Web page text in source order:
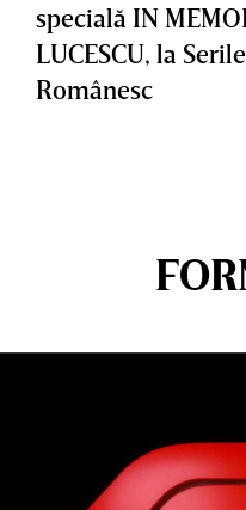
specială IN
LUCESCU, la
Românesc